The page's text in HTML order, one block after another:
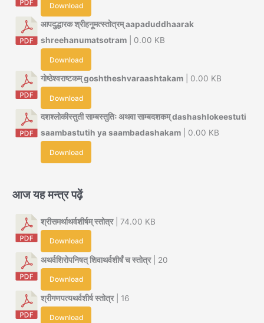
Download
आपदुद्धारक श्रीहनूमत्स्तोत्रम् aapaduddhaarak
shreehanumatsotram | 0.00 KB
Download
गोष्ठेश्वराष्टकम् goshtheshvaraashtakam | 0.00 KB
Download
दशश्लोकीस्तुती साम्बस्तुतिः अथवा साम्बदशकम् dashashlokeestuti
saambastutih ya saambadashakam | 0.00 KB
Download
आज यह मन्त्र पढ़ें
श्रीसमर्थाथर्वशीर्षम् स्तोत्र| 74.00 KB
Download
अथर्वशिरोपनिषत् शिवाथर्वशीर्षं च स्तोत्र| 20
Download
श्रीगणपत्यथर्वशीर्ष स्तोत्र| 16
Download